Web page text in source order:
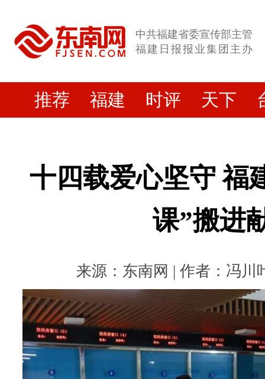
中共福建省委宣传部主管
福建日报报业集团主办
推荐 福建 时评 天下
十四载爱心坚守 福
课”搬进
来源：东南网 | 作者：冯川